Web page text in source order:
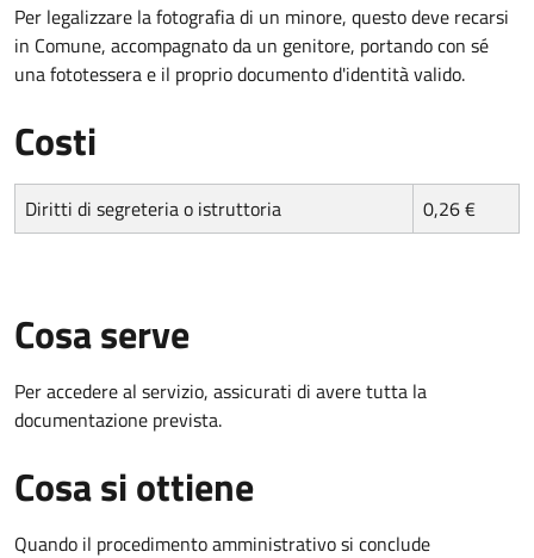
Per legalizzare la fotografia di un minore, questo deve recarsi
in Comune, accompagnato da un genitore, portando con sé
una fototessera e il proprio documento d'identità valido.
Costi
Diritti di segreteria o istruttoria 0,26 €
Cosa serve
Per accedere al servizio, assicurati di avere tutta la
documentazione prevista.
Cosa si ottiene
Quando il procedimento amministrativo si conclude